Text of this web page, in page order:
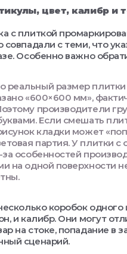
цвет, калибр и
с плиткой
совпадали с теми, что
Особенно важно
реальный размер
«600×600 мм»,
производители
Если смешать
кладки может
партия. У плитки
за особенностей
на одной поверхности
коробок
и калибр. Они могут
на стоке, попадание в
сценарий.